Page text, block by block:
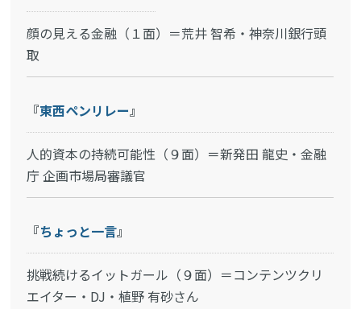
顔の見える金融（１面）＝荒井 智希・神奈川銀行頭
取
『東西ペンリレー』
人的資本の持続可能性（９面）＝新発田 龍史・金融
庁 企画市場局審議官
『ちょっと一言』
挑戦続けるイットガール（９面）＝コンテンツクリ
エイター・DJ・植野 有砂さん